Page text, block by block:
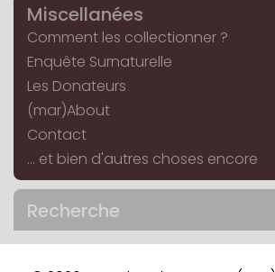
Miscellanées
Comment les collectionner ?
Enquête Surnaturelle
Les Donateurs
(mar)About
Contact
... et bien d'autres choses encore
Recherche